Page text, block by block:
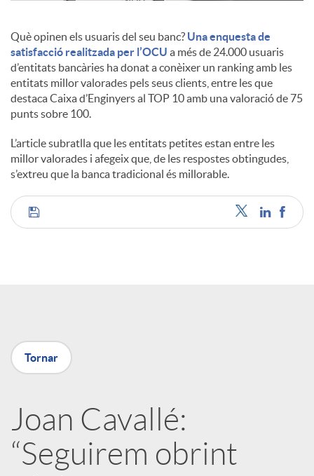
c
o
n
t
i
u
t
s
Què opinen els usuaris del seu banc? Una enquesta de
satisfacció realitzada per l’OCU a més de 24.000 usuaris
d’entitats bancàries ha donat a conèixer un ranking amb les
entitats millor valorades pels seus clients, entre les que
destaca Caixa d’Enginyers al TOP 10 amb una valoració de 75
punts sobre 100.
L’article subratlla que les entitats petites estan entre les
millor valorades i afegeix que, de les respostes obtingudes,
s’extreu que la banca tradicional és millorable.
C
p
a
r
Tornar
Joan Cavallé:
“Seguirem obrint